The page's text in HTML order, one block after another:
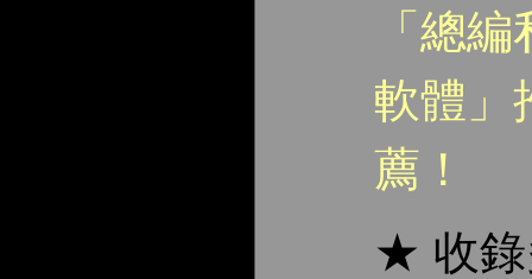
「總
軟體」
薦！
★ 收錄